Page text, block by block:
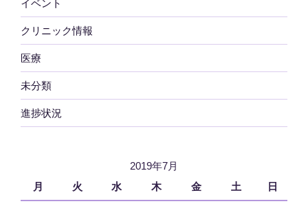
イベント
クリニック情報
医療
未分類
進捗状況
2019年7月
月
火 水 木 金 土 日